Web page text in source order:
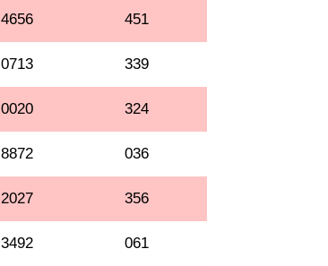
4656 451
0713 339
0020 324
8872 036
2027 356
3492 061